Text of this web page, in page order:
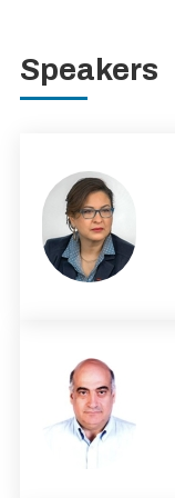
Speakers